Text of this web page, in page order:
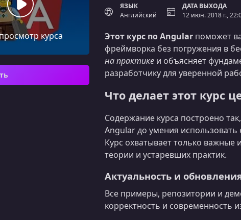
курса
ЯЗЫК
Английский
ДАТА ВЫХОДА
12 июн. 2018 г.,
Этот курс по Angular поможет
фреймворка без погружения в
на практике и объясняет
разработчику для уверенной
Что делает этот курс
Содержание курса построено
Angular до умения
Курс охватывает только
теории и устаревших практик.
Актуальность и
Все примеры, репозитории и
корректность и современность